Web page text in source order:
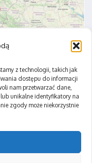
z technologii, takich jak
dostępu do informacji
nam przetwarzać dane,
unikalne identyfikatory na
zgody może niekorzystnie